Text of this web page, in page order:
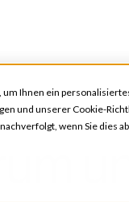
Ihnen ein
und unsererCookie-
wenn Sie dies